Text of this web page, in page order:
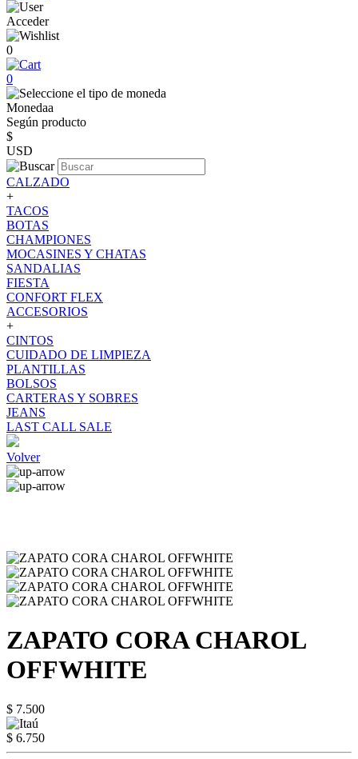
Acceder
0
0
Monedaa
Según producto
$
USD
CALZADO
+
TACOS
BOTAS
CHAMPIONES
MOCASINES Y CHATAS
SANDALIAS
FIESTA
CONFORT FLEX
ACCESORIOS
+
CINTOS
CUIDADO DE LIMPIEZA
PLANTILLAS
BOLSOS
CARTERAS Y SOBRES
JEANS
LAST CALL SALE
Volver
ZAPATO CORA CHAROL
OFFWHITE
$ 7.500
$ 6.750